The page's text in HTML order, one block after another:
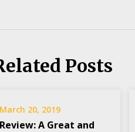
Posts
March 20, 2019
Review: A Great and